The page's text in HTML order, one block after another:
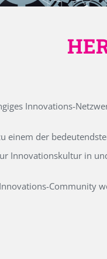
Innovations-
einem der
Innovationskultur in
Community